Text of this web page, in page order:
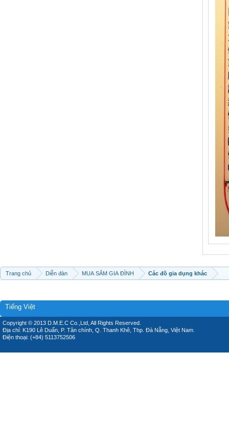
Trang chủ Diễn đàn MUA SẮM GIA ĐÌNH Các đồ gia dụng khác
Tiếng Việt
Copyright © 2013 D.M.E.C Co.,Ltd, All Rights Reserved.
Địa chỉ: K190 Lê Duẩn, P. Tân chính, Q. Thanh Khê, Thp. Đà Nẵng, Việt Nam.
Điện thoại: (+84) 5113752506